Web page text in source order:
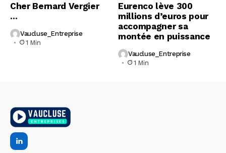
Cher Bernard Vergier
…
Vaucluse_Entreprise
1 Min
Eurenco lève 300
millions d’euros pour
accompagner sa
montée en puissance
Vaucluse_Entreprise
1 Min